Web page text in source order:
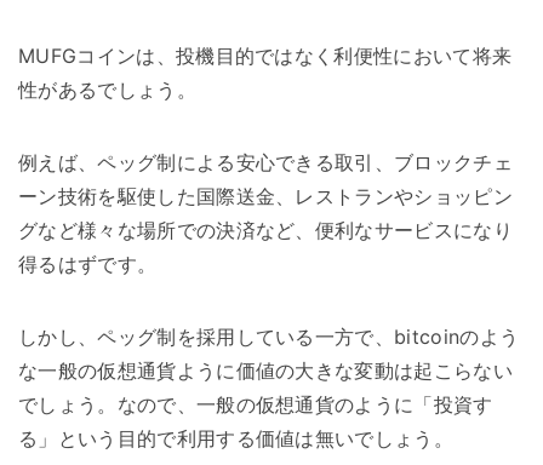
MUFGコインは、投機目的ではなく利便性において将来
性があるでしょう。
例えば、ペッグ制による安心できる取引、ブロックチェ
ーン技術を駆使した国際送金、レストランやショッピン
グなど様々な場所での決済など、便利なサービスになり
得るはずです。
しかし、ペッグ制を採用している一方で、bitcoinのよう
な一般の仮想通貨ように価値の大きな変動は起こらない
でしょう。なので、一般の仮想通貨のように「投資す
る」という目的で利用する価値は無いでしょう。